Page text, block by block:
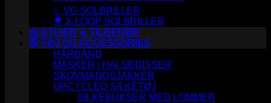
✨ VG SOLBRILLER
🌳 X-LOOP SOLBRILLER
👜 ETUIER & TILBEHØR
🧥 TØJ OG ACCESSORIES
HÅRBÅND
MASKER / HALSEDISSER
SKOVMANDSJAKKER
UPCYCLED SILKETØJ
SILKEBUKSER MED LOMMER